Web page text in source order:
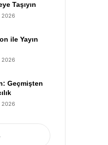
Taşıyın
2026
ile Yayın
2026
Geçmişten
2026